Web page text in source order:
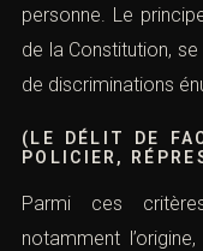
personne. Le
de la Constitution,
de discriminations
(LE DÉLIT DE
POLICIER,
Parmi ces
notamment